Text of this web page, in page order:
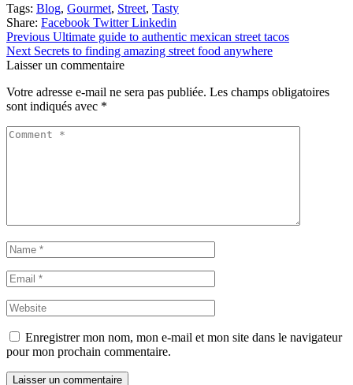
Tags: Blog, Gourmet, Street, Tasty
Share: Facebook Twitter Linkedin
Previous Ultimate guide to authentic mexican street tacos
Next Secrets to finding amazing street food anywhere
Laisser un commentaire
Votre adresse e-mail ne sera pas publiée. Les champs obligatoires
sont indiqués avec *
Enregistrer mon nom, mon e-mail et mon site dans le navigateur
pour mon prochain commentaire.
Laisser un commentaire